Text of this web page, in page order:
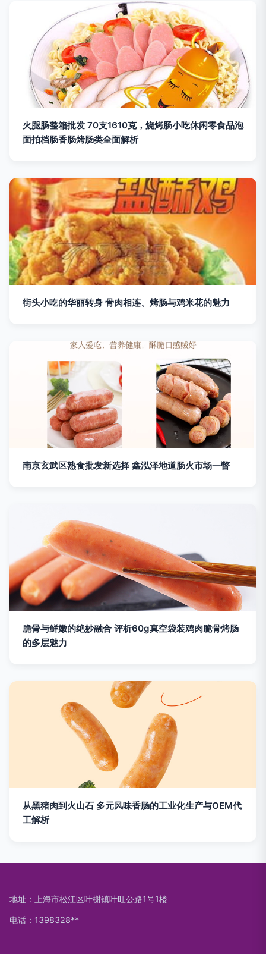
火腿肠整箱批发 70支1610克，烧烤肠小吃休闲零食品泡
面拍档肠香肠烤肠类全面解析
街头小吃的华丽转身 骨肉相连、烤肠与鸡米花的魅力
南京玄武区熟食批发新选择 鑫泓泽地道肠火市场一瞥
脆骨与鲜嫩的绝妙融合 评析60g真空袋装鸡肉脆骨烤肠
的多层魅力
从黑猪肉到火山石 多元风味香肠的工业化生产与OEM代
工解析
地址：上海市松江区叶榭镇叶旺公路1号1楼
电话：1398328**